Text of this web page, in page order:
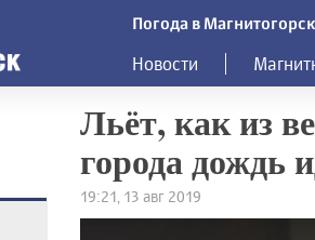
Погода в
Новости
Льёт, как из
города дождь
19:21, 13 авг 2019